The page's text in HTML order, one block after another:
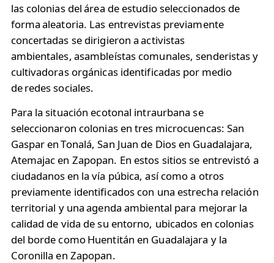
las colonias del área de estudio seleccionados de
forma aleatoria. Las entrevistas previamente
concertadas se dirigieron a activistas
ambientales, asambleístas comunales, senderistas y
cultivadoras orgánicas identificadas por medio
de redes sociales. ​
Para la situación ecotonal intraurbana se
seleccionaron colonias en tres microcuencas: San
Gaspar en Tonalá, San Juan de Dios en Guadalajara,
Atemajac en Zapopan. En estos sitios se entrevistó a
ciudadanos en la vía púbica, así como a otros
previamente identificados con una estrecha relación
territorial y una agenda ambiental para mejorar la
calidad de vida de su entorno, ubicados en colonias
del borde como Huentitán en Guadalajara y la
Coronilla en Zapopan. ​